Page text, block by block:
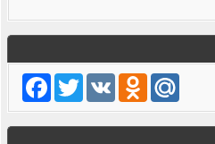
Facebook
TwitterVK Odnoklassniki
Mail.Ru